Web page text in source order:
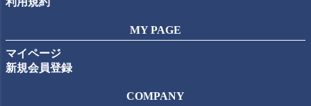
MY PAGE
マイページ
新規会員登録
COMPANY